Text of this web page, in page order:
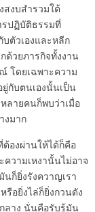
สงบสำรวมใต้
รปฏิบัติธรรมที่
ตัวเองและหลีก
ด้วยภารกิจทั้งงาน
โดยเฉพาะความ
ยู่กับตนเองนั้นเป็น
ลายคนก็พบว่าเมื่อ
งมาก
ต้องผ่านให้ได้ก็คือ
วามเหงานั้นไม่อาจ
ก็ยิ่งรังควาญเรา
รือยิ่งไล่ก็ยิ่งกวนดัง
ลาง นั่นคือรับรู้มัน